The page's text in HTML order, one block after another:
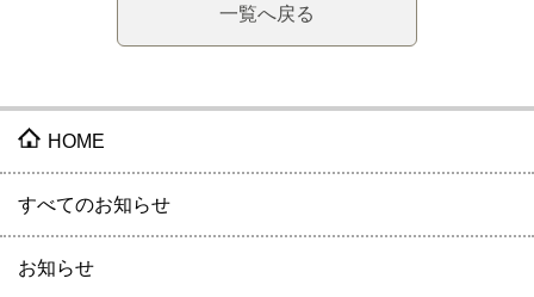
一覧へ戻る
HOME
すべてのお知らせ
お知らせ